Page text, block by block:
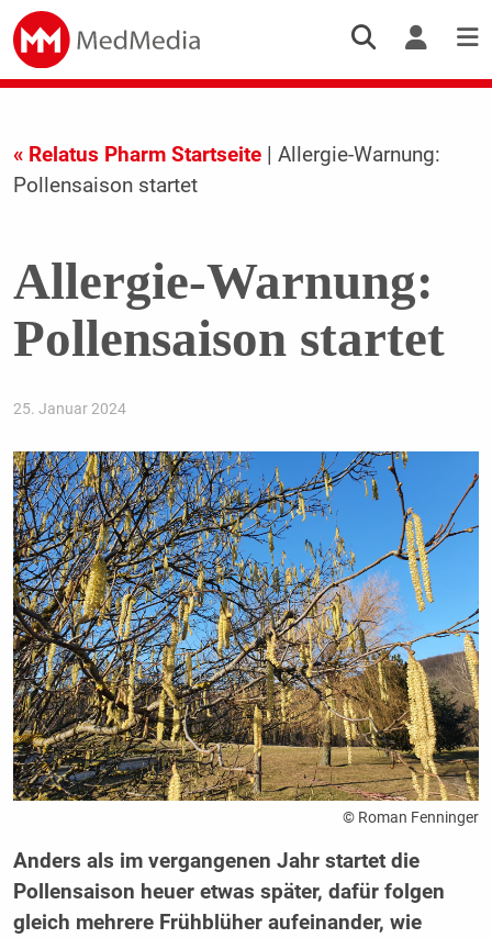
« Relatus Pharm Startseite| Allergie-Warnung:
Pollensaison startet
Allergie-Warnung:
Pollensaison startet
25. Januar 2024
© Roman Fenninger
Anders als im vergangenen Jahr startet die
Pollensaison heuer etwas später, dafür folgen
gleich mehrere Frühblüher aufeinander, wie